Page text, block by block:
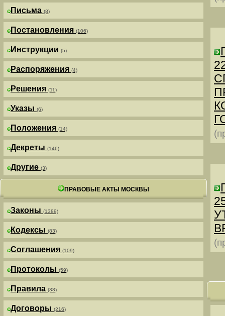
Письма (8)
Постановления (106)
Инструкции (5)
Распоряжения (4)
Решения (11)
Указы (6)
Положения (14)
Декреты (146)
Другие (3)
ПРАВОВЫЕ АКТЫ МОСКВЫ
Законы (1389)
Кодексы (83)
Соглашения (109)
Протоколы (59)
Правила (38)
Договоры (216)